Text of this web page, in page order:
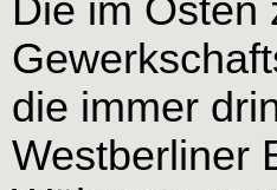
Die im Osten
die immer
Westberliner